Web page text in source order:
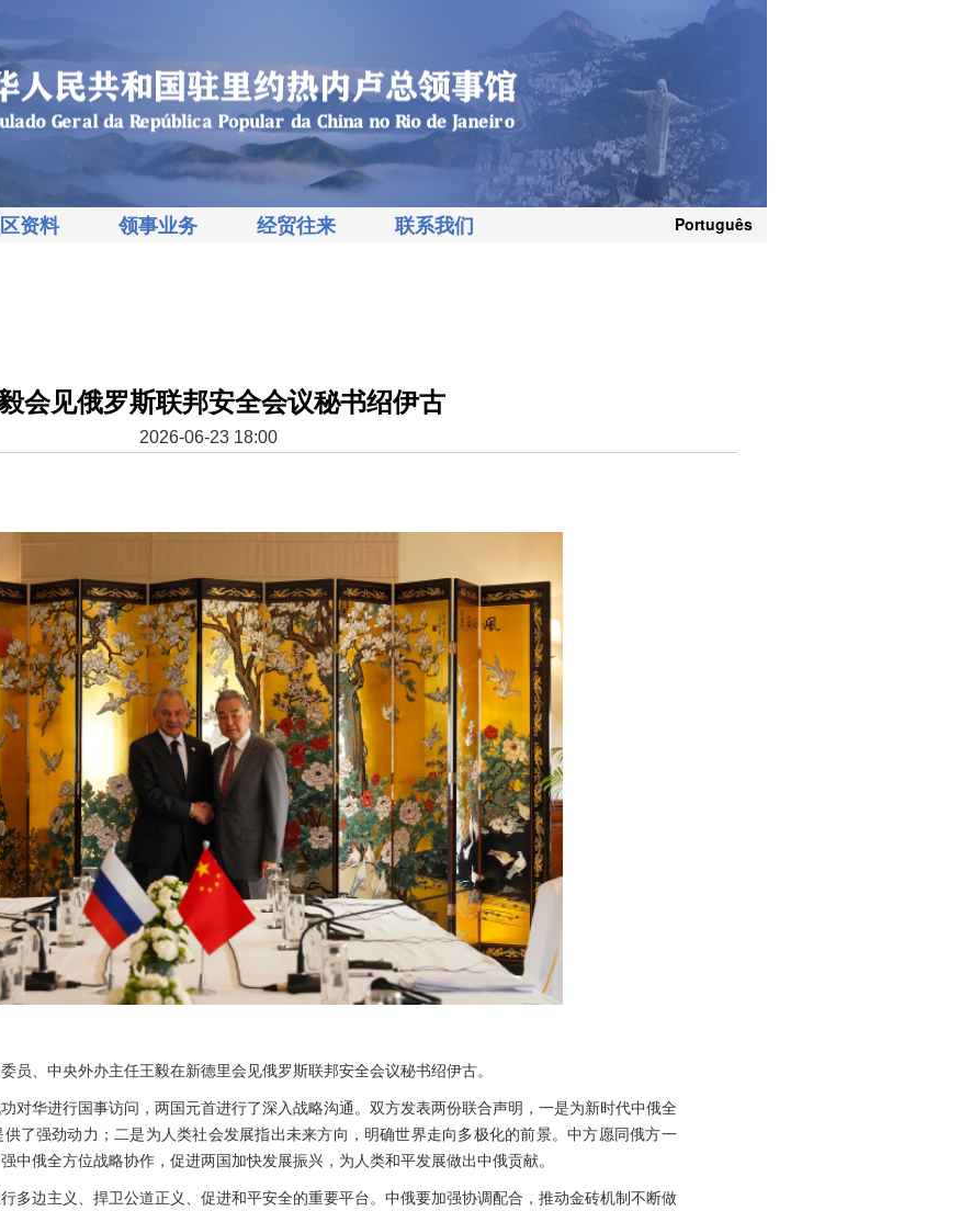
资料 领事业务 经贸往来 联系我们 Português
会见俄罗斯联邦安全会议秘书绍伊古
2026-06-23 18:00
员、中央外办主任王毅在新德里会见俄罗斯联邦安全会议秘书绍伊古。
对华进行国事访问，两国元首进行了深入战略沟通。双方发表两份联合声明，一是为新时代中俄全
了强劲动力；二是为人类社会发展指出未来方向，明确世界走向多极化的前景。中方愿同俄方一
中俄全方位战略协作，促进两国加快发展振兴，为人类和平发展做出中俄贡献。
多边主义、捍卫公道正义、促进和平安全的重要平台。中俄要加强协调配合，推动金砖机制不断做